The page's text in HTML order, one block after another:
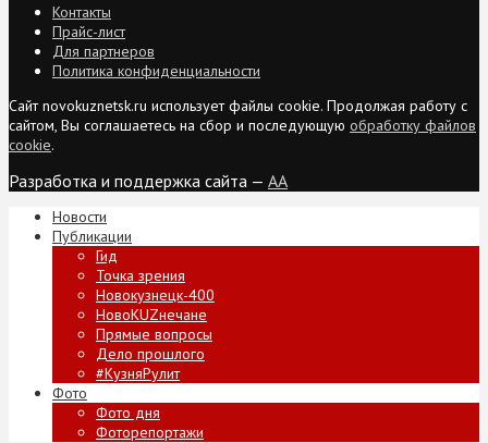
Контакты
Прайс-лист
Для партнеров
Политика конфиденциальности
Сайт novokuznetsk.ru использует файлы cookie. Продолжая работу с
сайтом, Вы соглашаетесь на сбор и последующую обработку файлов
cookie.
Разработка и поддержка сайта — AA
Новости
Публикации
Гид
Точка зрения
Новокузнецк-400
НовоKUZнечане
Прямые вопросы
Дело прошлого
#КузняРулит
Фото
Фото дня
Фоторепортажи